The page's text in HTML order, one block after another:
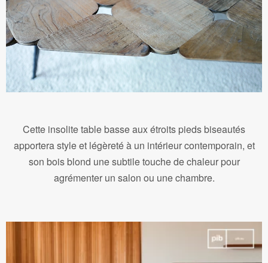
Cette insolite table basse aux étroits pieds biseautés
apportera style et légèreté à un intérieur contemporain, et
son bois blond une subtile touche de chaleur pour
agrémenter un salon ou une chambre.